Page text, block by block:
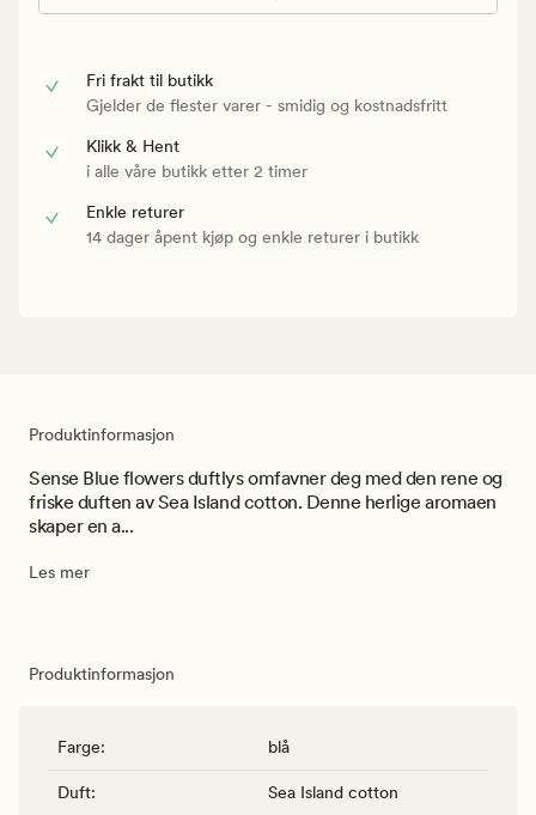
Fri frakt til butikk
Gjelder de flester varer - smidig og kostnadsfritt
Klikk & Hent
i alle våre butikk etter 2 timer
Enkle returer
14 dager åpent kjøp og enkle returer i butikk
Produktinformasjon
Sense Blue flowers duftlys omfavner deg med den rene og
friske duften av Sea Island cotton. Denne herlige aromaen
skaper en a...
Les mer
Produktinformasjon
Farge: blå
Duft: Sea Island cotton